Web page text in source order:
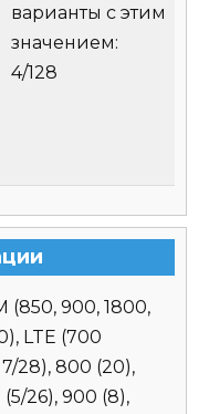
варианты с этим
значением:
4/128
(850, 900, 1800,
LTE (700
28), 800 (20),
26), 900 (8),